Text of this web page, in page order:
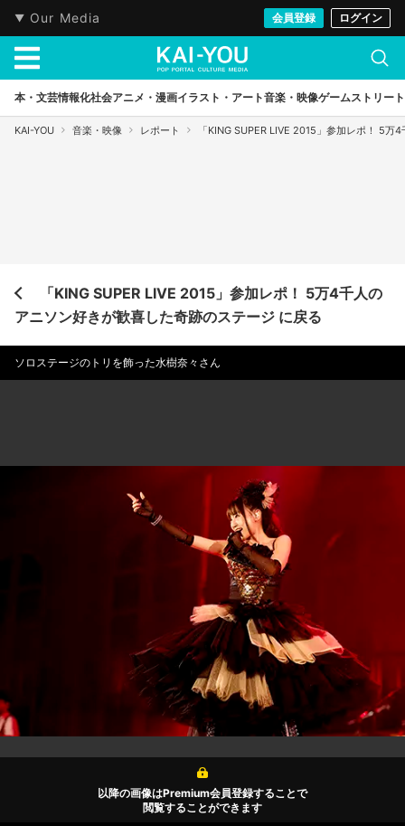
Our Media 会員登録 ログイン
本・文芸情報化社会アニメ・漫画イラスト・アート音楽・映像ゲームストリート
KAI-YOU 音楽・映像 レポート 「KING SUPER LIVE 2015」参加レポ！ 5
「KING SUPER LIVE 2015」参加レポ！ 5万4千人の
アニソン好きが歓喜した奇跡のステージ に戻る
ソロステージのトリを飾った水樹奈々さん
以降の画像はPremium会員登録することで
閲覧することができます